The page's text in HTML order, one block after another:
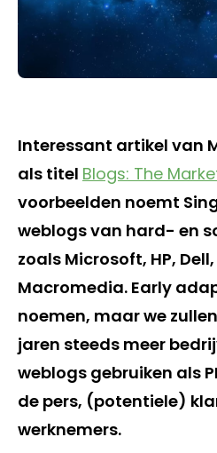
Interessant artikel van
als titel Blogs: The
voorbeelden noemt
weblogs van hard- en
zoals Microsoft, HP,
Macromedia. Early
noemen, maar we
jaren steeds meer
weblogs gebruiken als
de pers, (potentiele)
werknemers.